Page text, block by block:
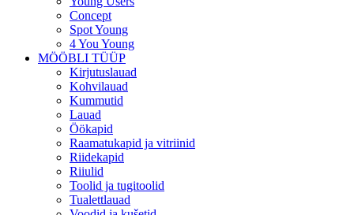
Concept
Spot Young
4 You Young
MÖÖBLI TÜÜP
Kirjutuslauad
Kohvilauad
Kummutid
Lauad
Öökapid
Raamatukapid ja vitriinid
Riidekapid
Riiulid
Toolid ja tugitoolid
Tualettlauad